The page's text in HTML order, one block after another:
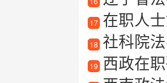
17 在职人
18 社科院
19 西政在职